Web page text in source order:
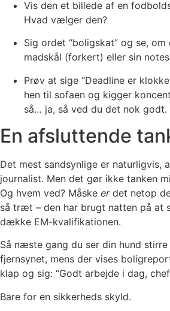
Vis den et billede af en
Hvad vælger den?
Sig ordet “boligskat” og se,
madskål (forkert) eller sin
Prøv at sige “Deadline er
hen til sofaen og kigger
så… ja, så ved du det nok godt.
En afsluttende
Det mest sandsynlige er naturligvis,
journalist. Men det gør ikke tanken
Og hvem ved? Måske erdet netop
så træt – den har brugt natten på at
dække EM-kvalifikationen.
Så næste gang du ser din hund
fjernsynet, mens der vises
klap og sig: “Godt arbejde i dag,
Bare for en sikkerheds skyld.